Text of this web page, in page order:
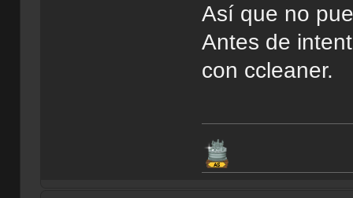
Así que no
Antes de
con ccleaner.